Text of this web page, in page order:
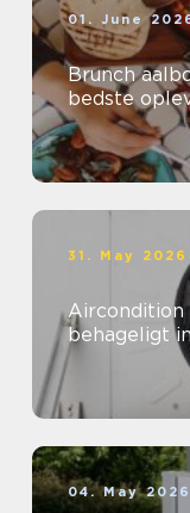
01. June
Brunch aalborg hvor
bedste
31. May 2026
Aircondition aalborg
behageligt
04. May 2026